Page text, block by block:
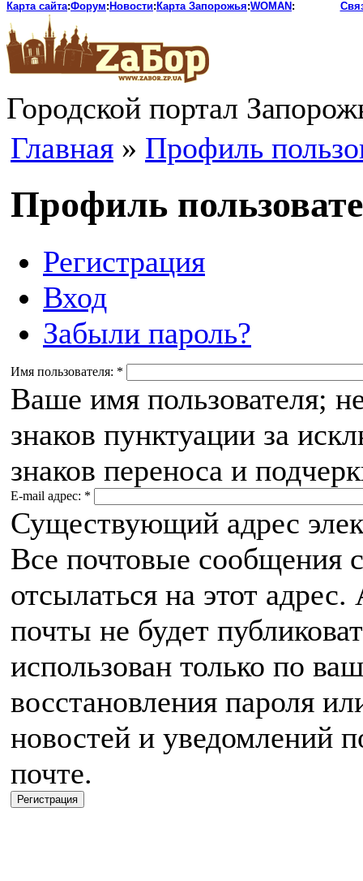
Карта сайта:Форум: Новости: Карта Запорожья:WOMAN :
Городской портал
Главная » Профиль
Профиль
Регистрация
Вход
Забыли пароль?
Имя пользователя: *
Ваше имя пользователя;
знаков пунктуации за
знаков переноса и
E-mail адрес: *
Существующий адрес
Все почтовые сообщения
отсылаться на этот
почты не будет
использован только по
восстановления пароля
новостей и уведомлений
почте.